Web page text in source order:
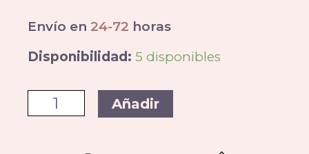
Envío en 24-72 horas
Disponibilidad: 5 disponibles
Añadir